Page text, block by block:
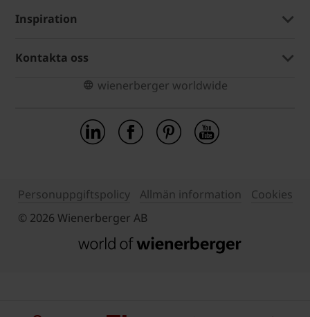
Inspiration
Kontakta oss
wienerberger worldwide
Personuppgiftspolicy Allmän information
Cookies
© 2026 Wienerberger AB